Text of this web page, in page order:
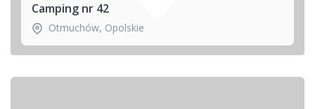
Camping nr 42
Otmuchów, Opolskie